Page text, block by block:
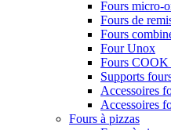
Fours micro-
Fours de
Fours
Four Unox
Fours
Supports
Accessoires
Accessoires
Fours à pizzas